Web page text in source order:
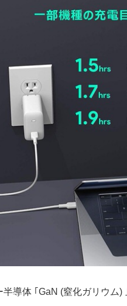
半導体 ｢GaN (窒化ガリウム)